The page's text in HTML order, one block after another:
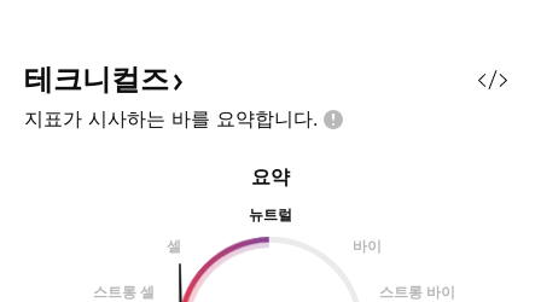
정할 시, 다음 저항 구역인 0.85까지
의 가격상승이 발생할 수 있습니다.
현재 가격대는 롱포지션을 오픈하기
테크니컬즈
지표가 시사하는 바를 요약합니다.
요약
뉴트럴
셀
바이
스트롱 셀 스트롱 바이